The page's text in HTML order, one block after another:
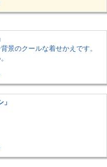
景のクールな着せかえです。